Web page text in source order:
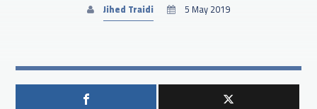
Jihed Traidi 5 May 2019